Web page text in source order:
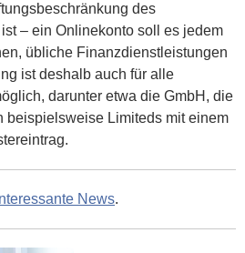
des
– ein Onlinekonto soll es jedem
übliche Finanzdienstleistungen
ist deshalb auch für alle
darunter etwa die GmbH, die
beispielsweise Limiteds mit einem
News.